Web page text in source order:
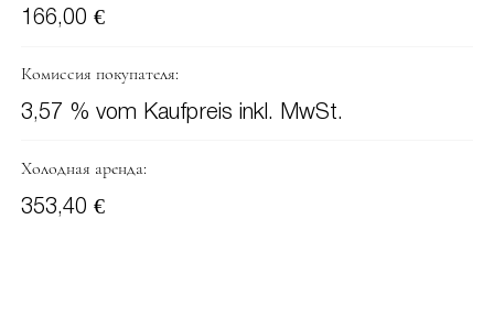
166,00 €
Комиссия покупателя:
3,57 % vom Kaufpreis inkl. MwSt.
Холодная аренда:
353,40 €